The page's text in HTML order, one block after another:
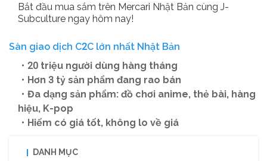
Bắt đầu mua sắm trên Mercari Nhật Bản cùng J-
Subculture ngay hôm nay!
Sàn giao dịch C2C lớn nhất Nhật Bản
・20 triệu người dùng hàng tháng
・Hơn 3 tỷ sản phẩm đang rao bán
・Đa dạng sản phẩm: đồ chơi anime, thẻ bài, hàng
hiệu, K-pop
・Hiếm có giá tốt, không lo về giá
DANH MỤC